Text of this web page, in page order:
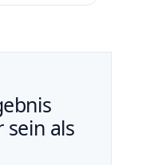
sein als